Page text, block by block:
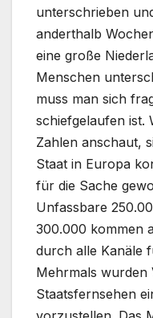
unterschrieben
anderthalb
eine große
Menschen
muss man sich
schiefgelaufen ist.
Zahlen anschaut,
Staat in Europa
für die Sache
Unfassbare
300.000 kommen
durch alle Kanäle
Mehrmals wurden
Staatsfernsehen